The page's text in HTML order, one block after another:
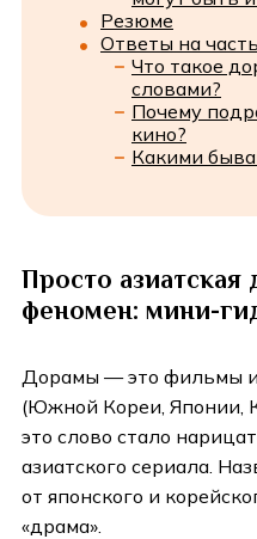
Резюме
Ответы на
Что такое
словами?
Почему
кино?
Какими
Просто
феномен: мини-
Дорамы — это фильмы и
(Южной Кореи, Японии,
это слово стало
азиатского сериала.
от японского и
«драма».